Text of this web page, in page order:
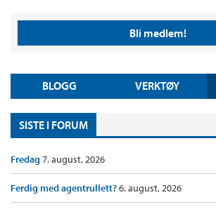
Bli medlem!
BLOGG VERKTØY
SISTE I FORUM
Fredag7. august, 2026
Ferdig med agentrullett?6. august, 2026